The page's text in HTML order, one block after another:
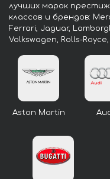
лучших марок
классов и брендов:
Ferrari, Jaguar,
Volkswagen, Rolls-
Aston Martin